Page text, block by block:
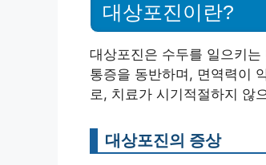
대상포진이란?
대상포진은 수두를 일으키
통증을 동반하며, 면역력이
로, 치료가 시기적절하지 않
대상포진의 증상